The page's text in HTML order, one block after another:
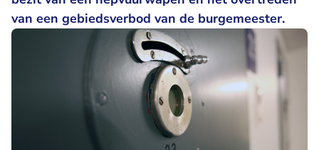
van een gebiedsverbod van de burgemeester.